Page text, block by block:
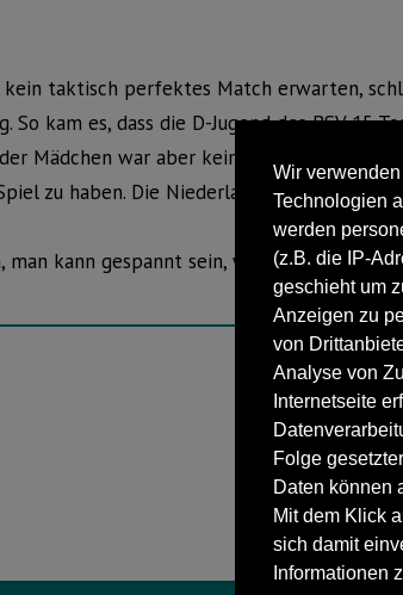
Wir
Technologien
werden
(z.B. die IP-
geschieht um
Anzeigen zu
von
Analyse von
Internetseite
Folge
Daten können
Mit dem Klick
sich damit
Informationen
kein taktisch perfektes Match erwarten,
kam es, dass die D-Jugend des BSV 15
Mädchen war aber keinerlei Frustration zu
zu haben. Die Niederlage nahmen sie
man kann gespannt sein, wie sich bis dahin
Ausstellung